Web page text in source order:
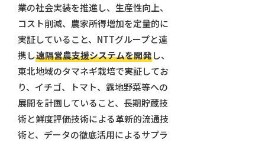
業の社会実装を推進し、生産性向上、
コスト削減、農家所得増加を定量的に
実証していること、NTTグループと連
携し遠隔営農支援システムを開発し、
東北地域のタマネギ栽培で実証してお
り、イチゴ、トマト、露地野菜等への
展開を計画していること、長期貯蔵技
術と鮮度評価技術による革新的流通技
術と、データの徹底活用によるサプラ